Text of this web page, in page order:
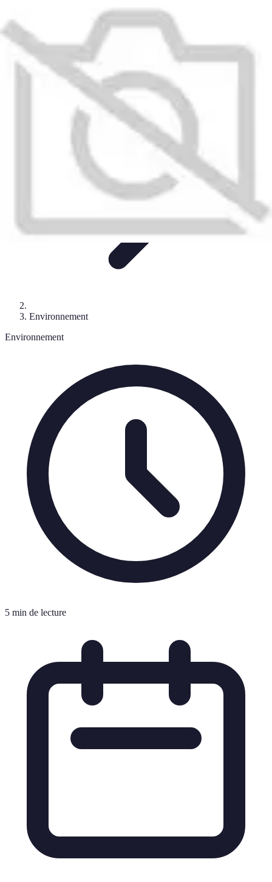
Gestion de Projet Agricole
Hydratation
Pratiques Écologiques Gestion Durable
Gestion Cultures
Environnement
Environnement
5 min de lecture